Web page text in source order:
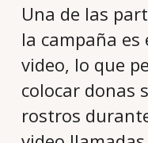
Una de las
la campaña es
video, lo que
colocar donas
rostros